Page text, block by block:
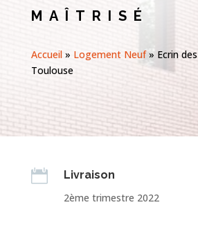
MAÎTRISÉ
Accueil» Logement Neuf» Ecrin
Toulouse

Livraison
2ème trimestre 2022